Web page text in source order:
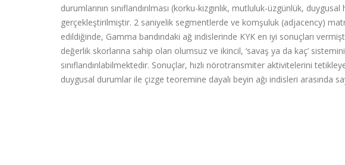
durumlarının sınıflandırılması (korku-kızgınlık, mutluluk-üzgünlük,
gerçekleştirilmiştir. 2 saniyelik segmentlerde ve komşuluk (adjacency)
edildiğinde, Gamma bandındaki ağ indislerinde KYK en iyi sonuçları
değerlik skorlarına sahip olan olumsuz ve ikincil, ‘savaş ya da kaç’ sistemini
sınıflandırılabilmektedir. Sonuçlar, hızlı nörotransmiter aktivitelerini
duygusal durumlar ile çizge teoremine dayalı beyin ağı indisleri arasında